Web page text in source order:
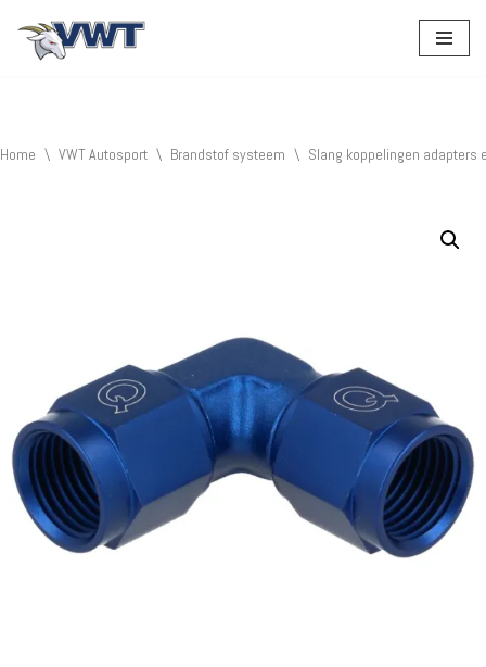
Home \ VWT Autosport \ Brandstof systeem \ Slang koppelingen adapters